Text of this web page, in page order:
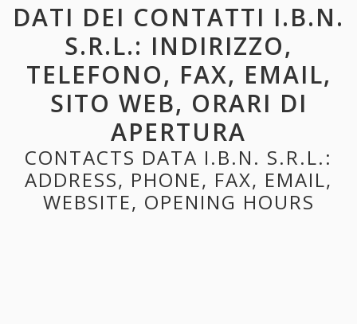
DATI DEI CONTATTI I.B.N.
S.R.L.: INDIRIZZO,
TELEFONO, FAX, EMAIL,
SITO WEB, ORARI DI
APERTURA
CONTACTS DATA I.B.N. S.R.L.:
ADDRESS, PHONE, FAX, EMAIL,
WEBSITE, OPENING HOURS